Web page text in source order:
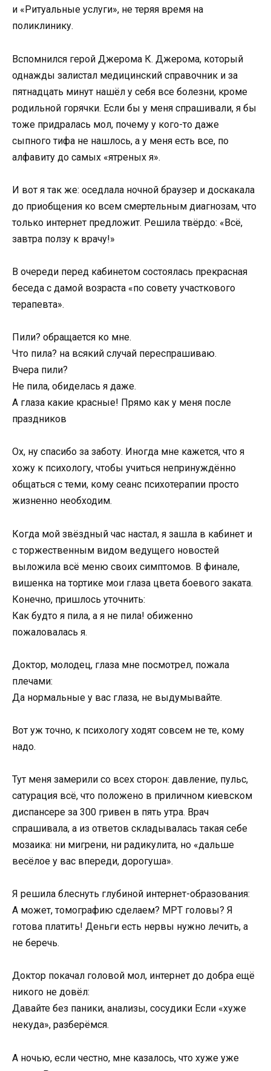
и «Ритуальные услуги», не теряя время на
поликлинику.
Вспомнился герой Джерома К. Джерома, который
однажды залистал медицинский справочник и за
пятнадцать минут нашёл у себя все болезни, кроме
родильной горячки. Если бы у меня спрашивали, я бы
тоже придралась мол, почему у кого-то даже
сыпного тифа не нашлось, а у меня есть все, по
алфавиту до самых «ятреных я».
И вот я так же: оседлала ночной браузер и доскакала
до приобщения ко всем смертельным диагнозам, что
только интернет предложит. Решила твёрдо: «Всё,
завтра ползу к врачу!»
В очереди перед кабинетом состоялась прекрасная
беседа с дамой возраста «по совету участкового
терапевта».
Пили? обращается ко мне.
Что пила? на всякий случай переспрашиваю.
Вчера пили?
Не пила, обиделась я даже.
А глаза какие красные! Прямо как у меня после
праздников
Ох, ну спасибо за заботу. Иногда мне кажется, что я
хожу к психологу, чтобы учиться непринуждённо
общаться с теми, кому сеанс психотерапии просто
жизненно необходим.
Когда мой звёздный час настал, я зашла в кабинет и
с торжественным видом ведущего новостей
выложила всё меню своих симптомов. В финале,
вишенка на тортике мои глаза цвета боевого заката.
Конечно, пришлось уточнить:
Как будто я пила, а я не пила! обиженно
пожаловалась я.
Доктор, молодец, глаза мне посмотрел, пожала
плечами:
Да нормальные у вас глаза, не выдумывайте.
Вот уж точно, к психологу ходят совсем не те, кому
надо.
Тут меня замерили со всех сторон: давление, пульс,
сатурация всё, что положено в приличном киевском
диспансере за 300 гривен в пять утра. Врач
спрашивала, а из ответов складывалась такая себе
мозаика: ни мигрени, ни радикулита, но «дальше
весёлое у вас впереди, дорогуша».
Я решила блеснуть глубиной интернет-образования:
А может, томографию сделаем? МРТ головы? Я
готова платить! Деньги есть нервы нужно лечить, а
не беречь.
Доктор покачал головой мол, интернет до добра ещё
никого не довёл:
Давайте без паники, анализы, сосудики Если «хуже
некуда», разберёмся.
А ночью, если честно, мне казалось, что хуже уже